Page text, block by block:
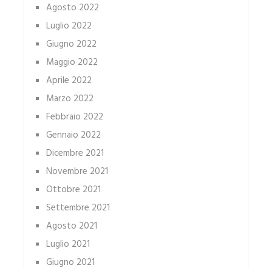
Agosto 2022
Luglio 2022
Giugno 2022
Maggio 2022
Aprile 2022
Marzo 2022
Febbraio 2022
Gennaio 2022
Dicembre 2021
Novembre 2021
Ottobre 2021
Settembre 2021
Agosto 2021
Luglio 2021
Giugno 2021